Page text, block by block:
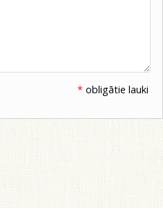
* obligātie lauki